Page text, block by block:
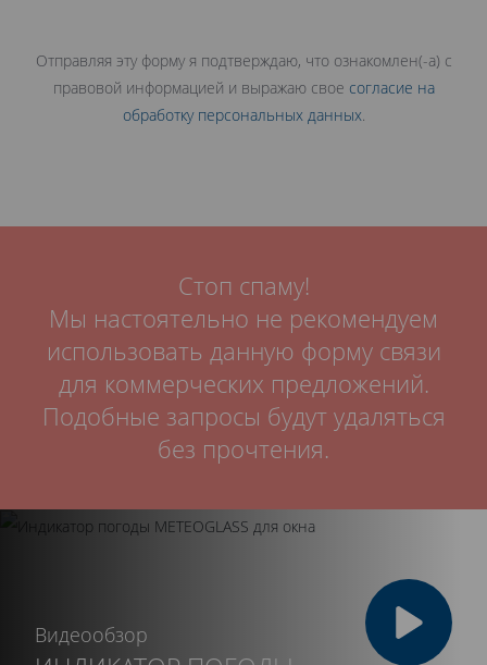
Отправляя эту форму я подтверждаю, что ознакомлен(-а) с
правовой информацией и выражаю свое согласие на
обработку персональных данных.
Стоп спаму!
Мы настоятельно не рекомендуем
использовать данную форму связи
для коммерческих предложений.
Подобные запросы будут удаляться
без прочтения.
Видеообзор